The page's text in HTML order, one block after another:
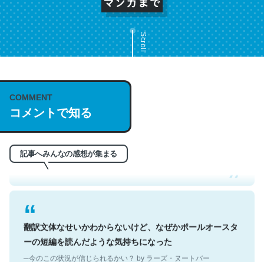
Scroll
COMMENT
コメントで知る
記事へみんなの感想が集まる
これは名文。彼はとてもクレバーなんだろうなと凄く思
う。英語少しでも読める人は原文もお勧め。自分はこの流
れ好き。Let’s Fucking Go. Then Covid hit. Shit.
─今のこの状況が信じられるかい？ by ラーズ・ヌートバー
翻訳文体なせいかわからないけど、なぜかポールオースタ
ーの短編を読んだような気持ちになった
─今のこの状況が信じられるかい？ by ラーズ・ヌートバー